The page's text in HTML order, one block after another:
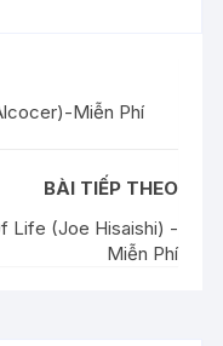
Miễn Phí
BÀI TIẾP THEO
Life (Joe Hisaishi) -
Miễn Phí